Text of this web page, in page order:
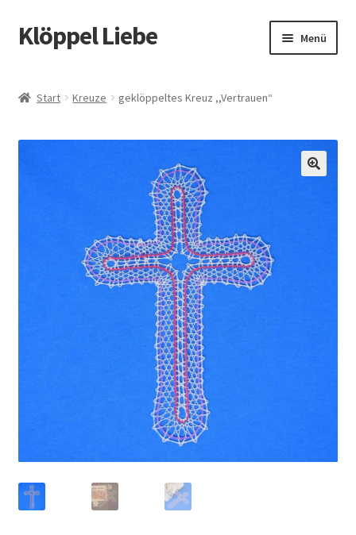
Zur
Navigation
Zum
Inhalt
Klöppel Liebe Menü
Datenschutzerklärung
Echtheit von Bewertungen
Mein Account
Start Kreuze geklöppeltes Kreuz ,,Vertrauen“